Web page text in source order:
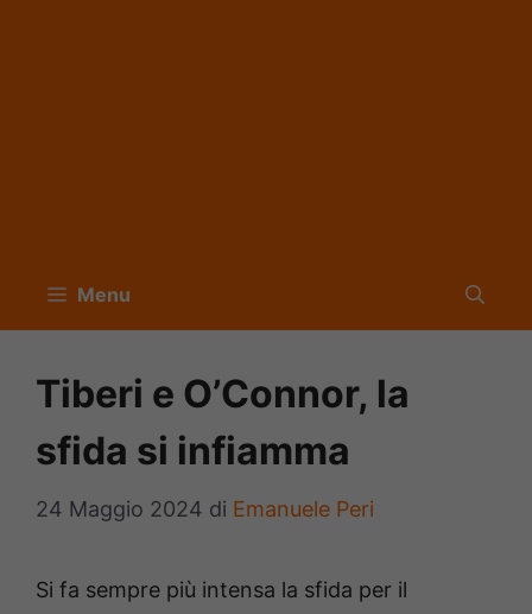
Menu
Tiberi e O’Connor, la
sfida si infiamma
24 Maggio 2024 di Emanuele Peri
Si fa sempre più intensa la sfida per il